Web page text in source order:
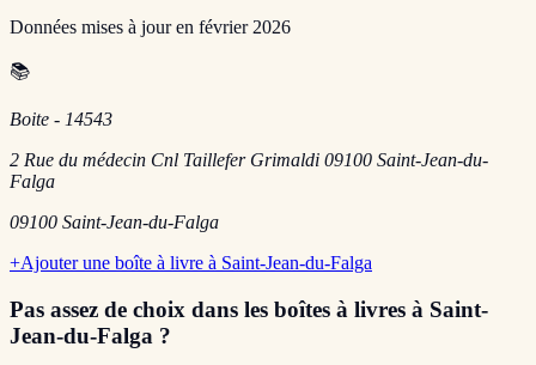
Données mises à jour en février 2026
📚
Boite - 14543
2 Rue du médecin Cnl Taillefer Grimaldi 09100 Saint-Jean-du-
Falga
09100 Saint-Jean-du-Falga
+Ajouter une boîte à livre à Saint-Jean-du-Falga
Pas assez de choix dans les boîtes à livres à Saint-
Jean-du-Falga ?